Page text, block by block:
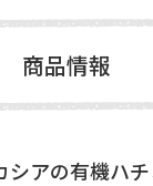
商品情報
シアの有機ハ